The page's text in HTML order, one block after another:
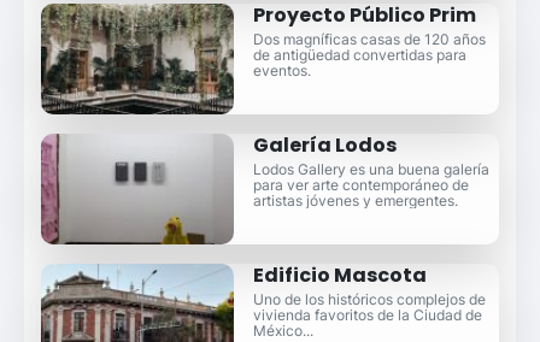
Proyecto Público Prim
Dos magníficas casas de 120 años
de antigüedad convertidas para
eventos.
Galería Lodos
Lodos Gallery es una buena galería
para ver arte contemporáneo de
artistas jóvenes y emergentes.
Edificio Mascota
Uno de los históricos complejos de
vivienda favoritos de la Ciudad de
México...